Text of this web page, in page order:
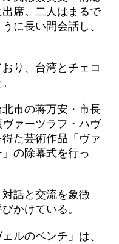
席。二人はまるで
に長い間会話し、
り、台湾とチェコ
市の蒋万安・市長
ァーツラフ・ハヴ
た芸術作品「ヴァ
の除幕式を行っ
話と交流を象徴
かけている。
ルのベンチ」は、